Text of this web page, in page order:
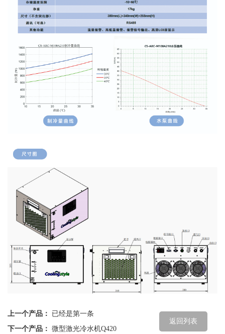
上一个产品：
已经是第一条
下一个产品： 微型激光冷水机Q420
返回列表